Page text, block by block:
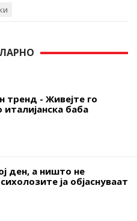
тренд - Живејте го
баба
ден, а ништо не
ја објаснуваат